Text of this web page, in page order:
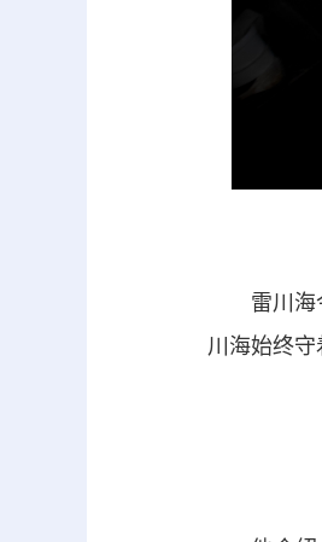
雷川海今
川海始终守